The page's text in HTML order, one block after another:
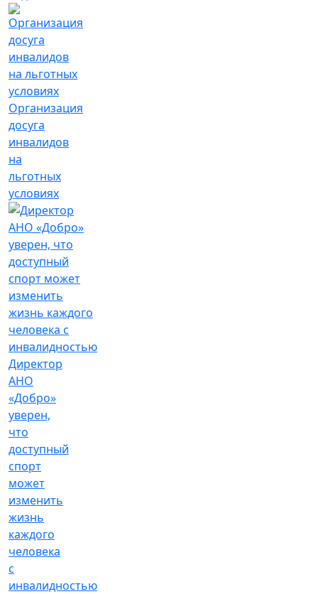
Организация
досуга
инвалидов
на
льготных
условиях
Директор
АНО
«Добро»
уверен,
что
доступный
спорт
может
изменить
жизнь
каждого
человека
с
инвалидностью